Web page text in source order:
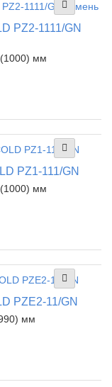
PZ2-1111/GN
мм
PZ1-111/GN
мм
PZE2-11/GN
мм